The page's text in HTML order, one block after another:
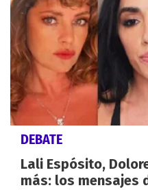
DEBATE
Lali Espósito,
más: los mensajes